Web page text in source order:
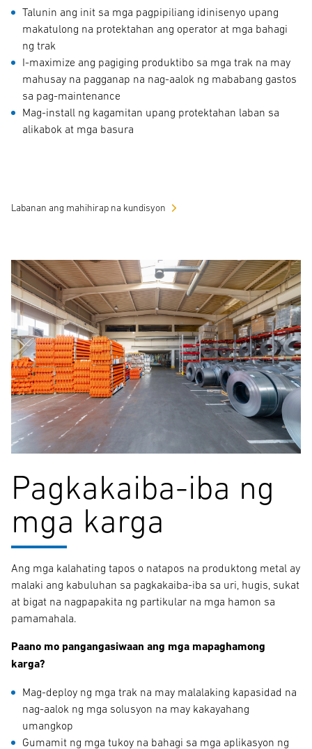
Talunin ang init sa mga pagpipiliang idinisenyo upang
makatulong na protektahan ang operator at mga bahagi
ng trak
I-maximize ang pagiging produktibo sa mga trak na may
mahusay na pagganap na nag-aalok ng mababang gastos
sa pag-maintenance
Mag-install ng kagamitan upang protektahan laban sa
alikabok at mga basura
Labanan ang mahihirap na kundisyon
Pagkakaiba-iba ng
mga karga
Ang mga kalahating tapos o natapos na produktong metal ay
malaki ang kabuluhan sa pagkakaiba-iba sa uri, hugis, sukat
at bigat na nagpapakita ng partikular na mga hamon sa
pamamahala.
Paano mo pangangasiwaan ang mga mapaghamong
karga?
Mag-deploy ng mga trak na may malalaking kapasidad na
nag-aalok ng mga solusyon na may kakayahang
umangkop
Gumamit ng mga tukoy na bahagi sa mga aplikasyon ng